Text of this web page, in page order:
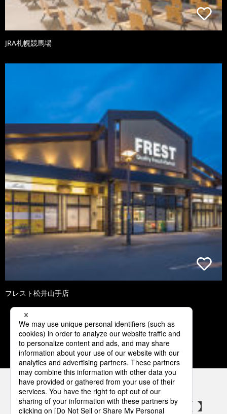
JRA札幌競馬場
フレスト松井山手店
2 3 4 5 6
パナソニックの電気設備 SNSアカウント